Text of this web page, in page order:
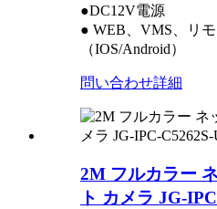
●DC12V電源
● WEB、VMS、リ
（IOS/Android）
問い合わせ詳細
2M フルカラー
ト カメラ JG-